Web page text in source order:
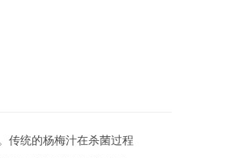
传统的杨梅汁在杀菌过程